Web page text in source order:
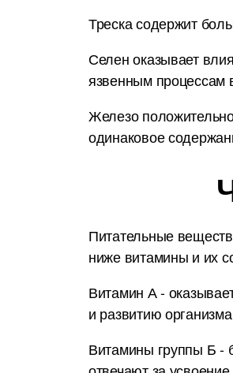
Треска содержит
Селен оказывает
язвенным процессам
Железо
одинаковое
Питательные
ниже витамины и их
Витамин А -
и развитию
Витамины группы Б -